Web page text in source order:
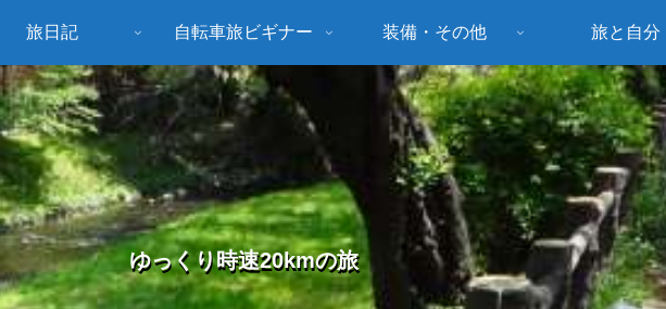
ゆっくり時速20kmの旅
旅日記 自転車旅ビギナー 装備・その他 旅と自分